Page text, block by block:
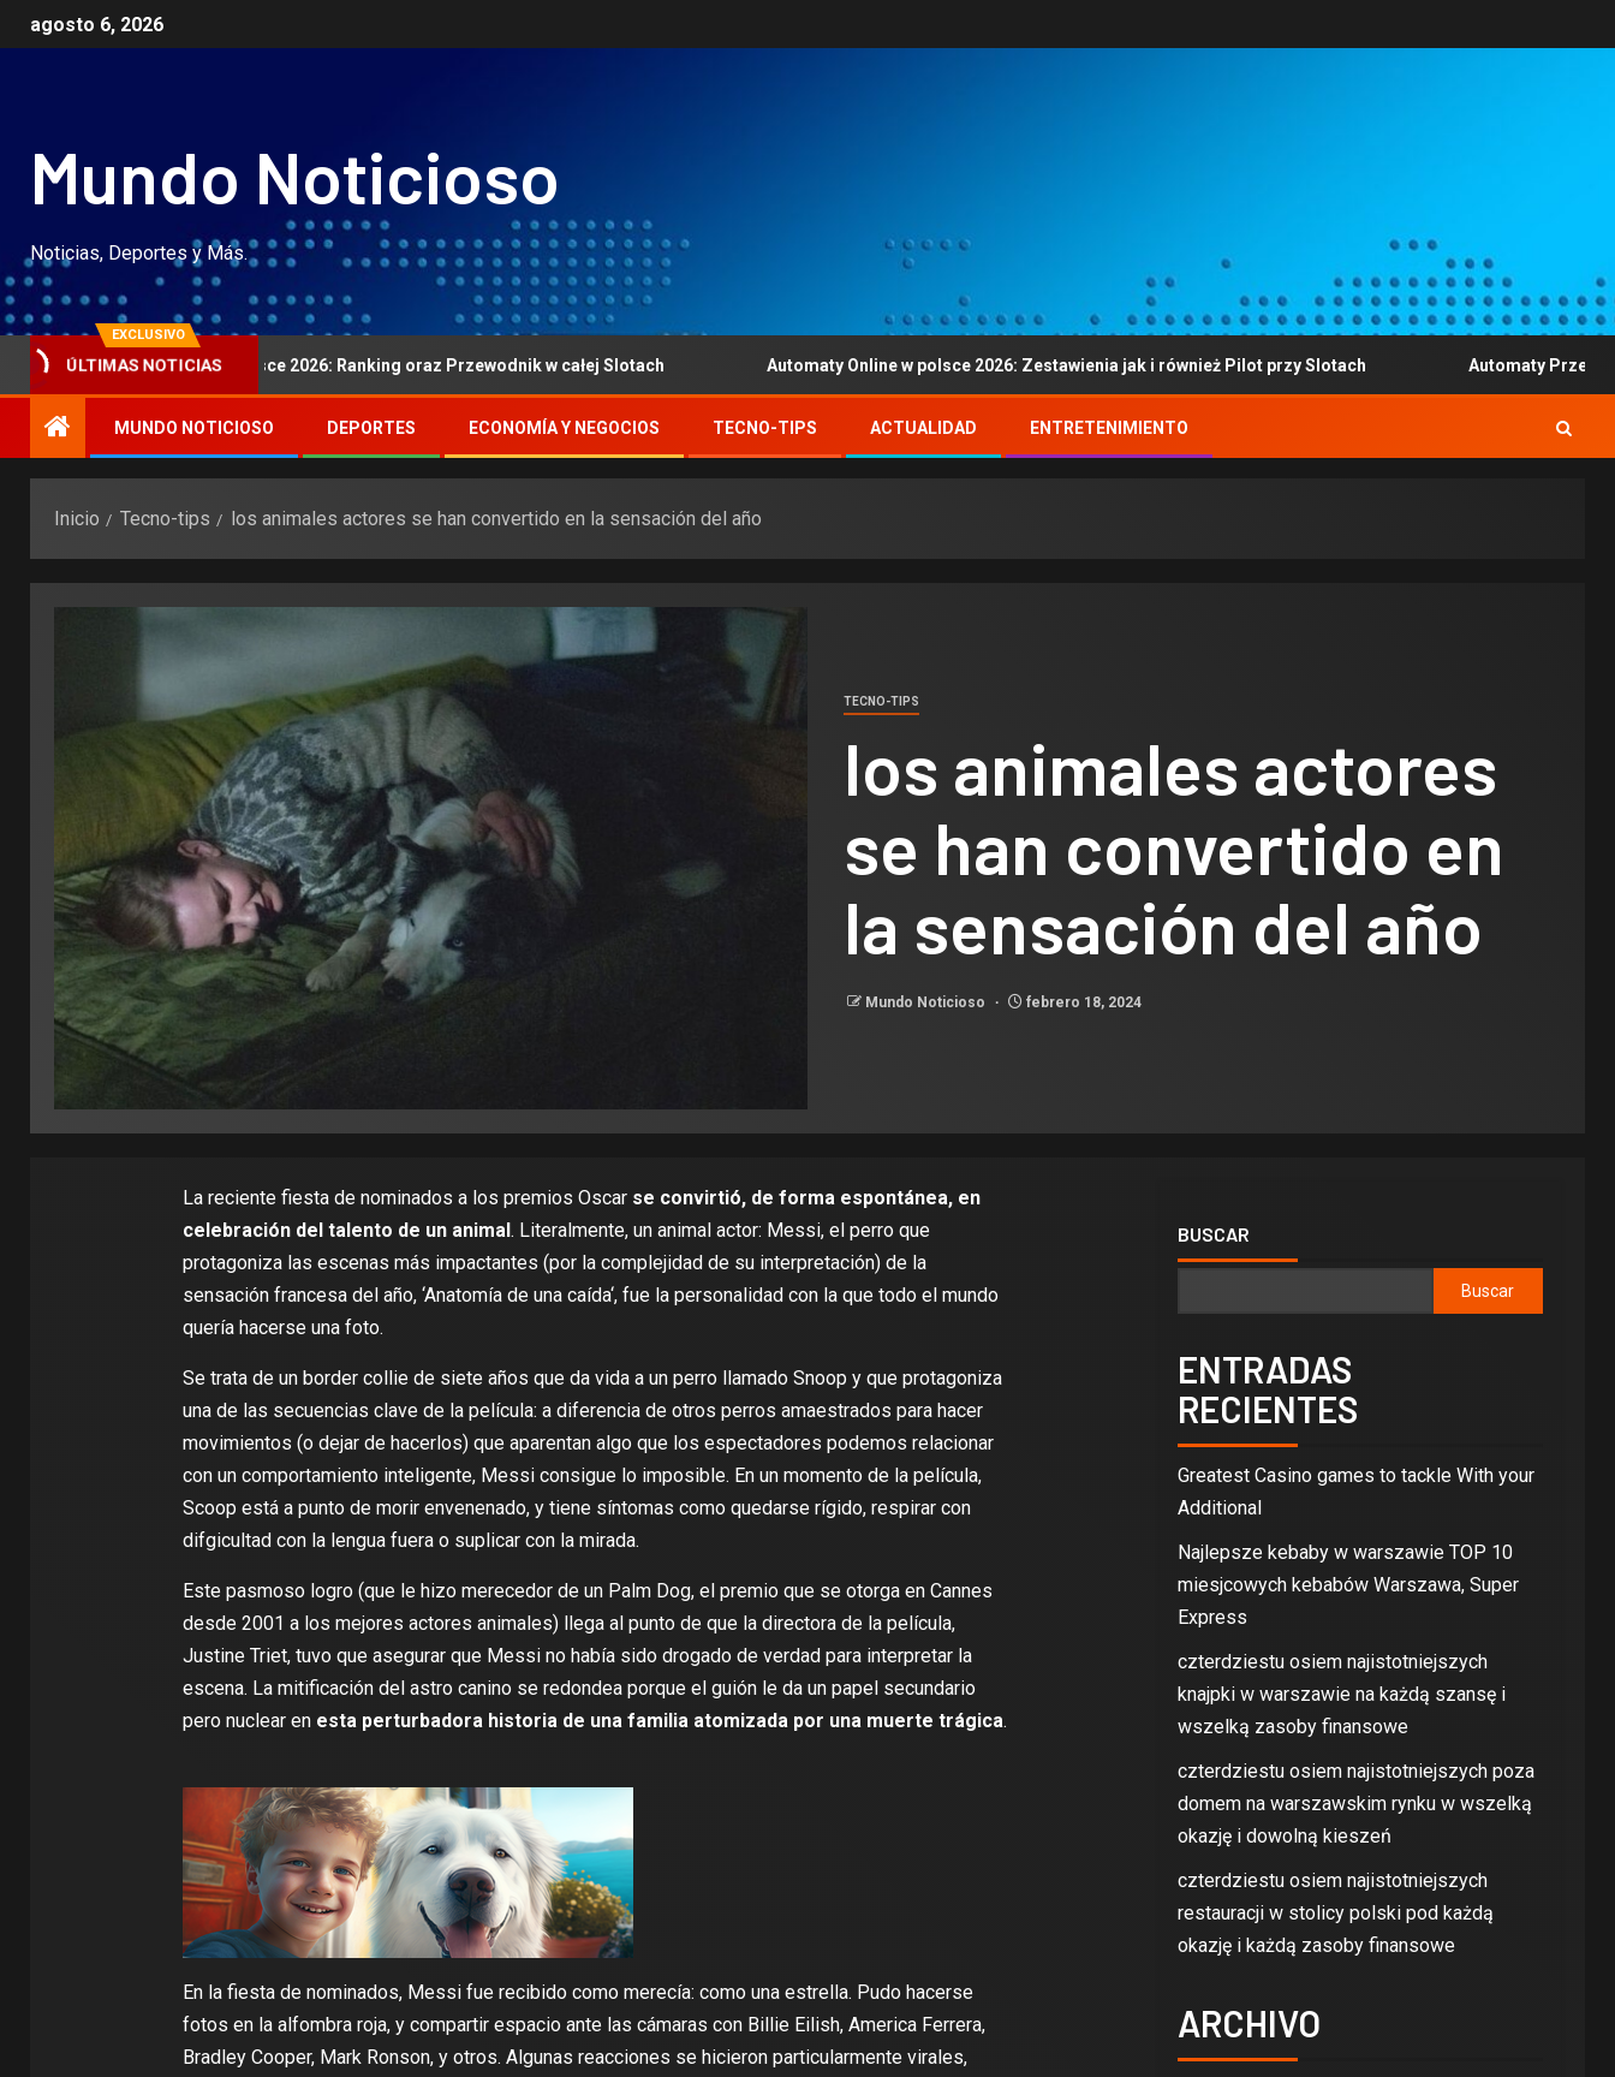
agosto 6, 2026
Mundo Noticioso
Noticias, Deportes y Más.
EXCLUSIVO
ÚLTIMAS NOTICIAS
w polsce 2026: Ranking oraz Przewodnik w całej Slotach Automaty Online w polsce 2026: Zestawienia jak i również Pilot przy Slotach Automaty Przez internet na
MUNDO NOTICIOSO DEPORTES ECONOMÍA Y NEGOCIOS TECNO-TIPS ACTUALIDAD ENTRETENIMIENTO
Inicio Tecno-tips los animales actores se han convertido en la sensación del año
TECNO-TIPS
los animales actores
se han convertido en
la sensación del año
Mundo Noticioso febrero 18, 2024
La reciente fiesta de nominados a los premios Oscar se convirtió, de forma espontánea, en
celebración del talento de un animal. Literalmente, un animal actor: Messi, el perro que
protagoniza las escenas más impactantes (por la complejidad de su interpretación) de la
sensación francesa del año, ‘Anatomía de una caída‘, fue la personalidad con la que todo el mundo
quería hacerse una foto.
Se trata de un border collie de siete años que da vida a un perro llamado Snoop y que protagoniza
una de las secuencias clave de la película: a diferencia de otros perros amaestrados para hacer
movimientos (o dejar de hacerlos) que aparentan algo que los espectadores podemos relacionar
con un comportamiento inteligente, Messi consigue lo imposible. En un momento de la película,
Scoop está a punto de morir envenenado, y tiene síntomas como quedarse rígido, respirar con
difgicultad con la lengua fuera o suplicar con la mirada.
Este pasmoso logro (que le hizo merecedor de un Palm Dog, el premio que se otorga en Cannes
desde 2001 a los mejores actores animales) llega al punto de que la directora de la película,
Justine Triet, tuvo que asegurar que Messi no había sido drogado de verdad para interpretar la
escena. La mitificación del astro canino se redondea porque el guión le da un papel secundario
pero nuclear enesta perturbadora historia de una familia atomizada por una muerte trágica.
En la fiesta de nominados, Messi fue recibido como merecía: como una estrella. Pudo hacerse
fotos en la alfombra roja, y compartir espacio ante las cámaras con Billie Eilish, America Ferrera,
Bradley Cooper, Mark Ronson, y otros. Algunas reacciones se hicieron particularmente virales,
BUSCAR
Buscar
ENTRADAS
RECIENTES
Greatest Casino games to tackle With your
Additional
Najlepsze kebaby w warszawie TOP 10
miesjcowych kebabów Warszawa, Super
Express
czterdziestu osiem najistotniejszych
knajpki w warszawie na każdą szansę i
wszelką zasoby finansowe
czterdziestu osiem najistotniejszych poza
domem na warszawskim rynku w wszelką
okazję i dowolną kieszeń
czterdziestu osiem najistotniejszych
restauracji w stolicy polski pod każdą
okazję i każdą zasoby finansowe
ARCHIVO